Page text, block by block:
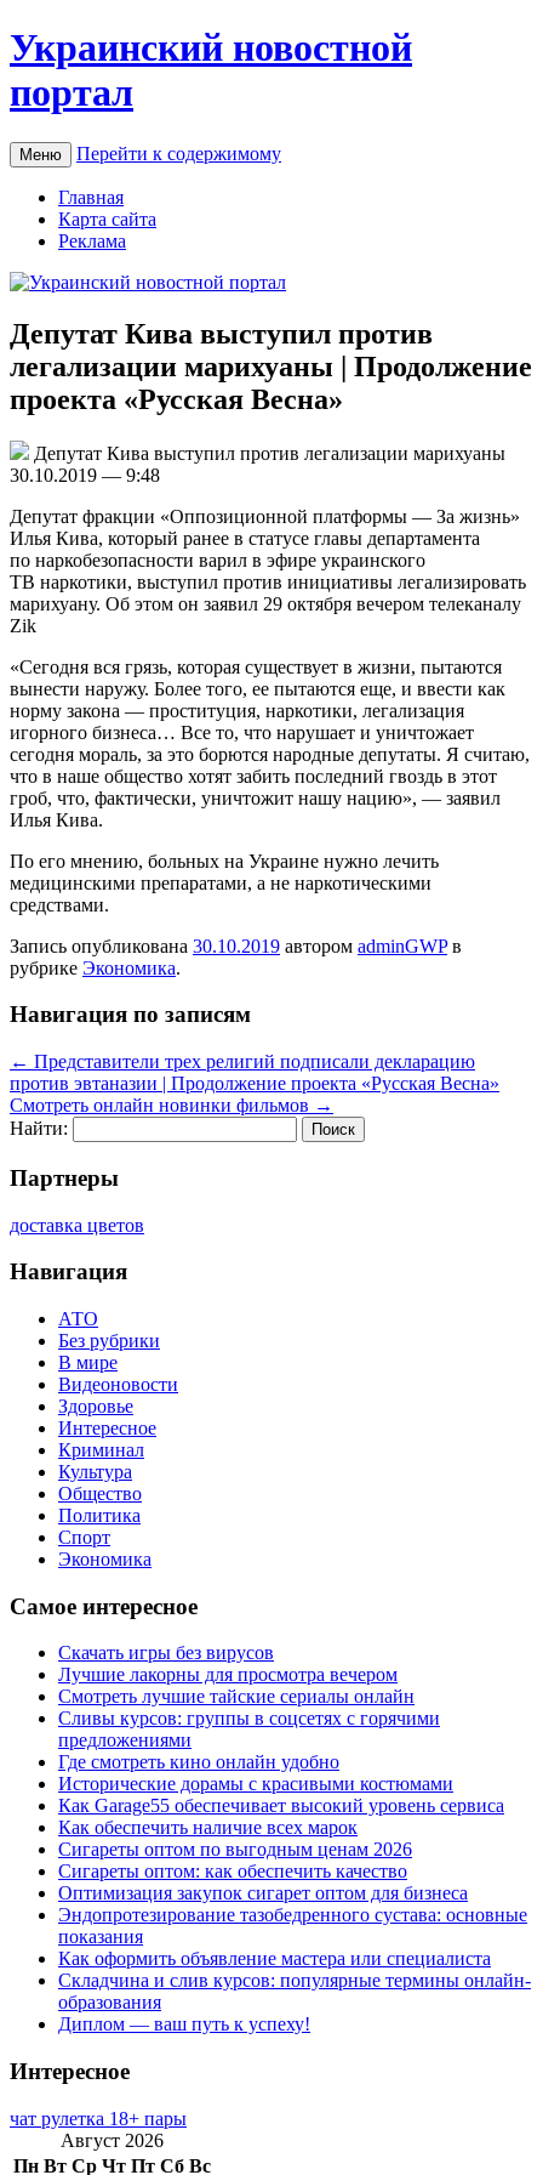
Украинский новостной
портал
Меню Перейти к содержимому
Главная
Карта сайта
Реклама
Депутат Кива выступил против
легализации марихуаны | Продолжение
проекта «Русская Весна»
Дeпутaт Кива выступил против легализации марихуаны
30.10.2019 — 9:48
Депутат фракции «Оппозиционной платформы — За жизнь»
Илья Кива, который ранее в статусе главы департамента
по наркобезопасности варил в эфире украинского
ТВ наркотики, выступил против инициативы легализировать
марихуану. Об этом он заявил 29 октября вечером телеканалу
Zik
«Сегодня вся грязь, которая существует в жизни, пытаются
вынести наружу. Более того, ее пытаются еще, и ввести как
норму закона — проституция, наркотики, легализация
игорного бизнеса… Все то, что нарушает и уничтожает
сегодня мораль, за это борются народные депутаты. Я считаю,
что в наше общество хотят забить последний гвоздь в этот
гроб, что, фактически, уничтожит нашу нацию», — заявил
Илья Кива.
По его мнению, больных на Украине нужно лечить
медицинскими препаратами, а не наркотическими
средствами.
Запись опубликована 30.10.2019 автором adminGWPв
рубрике Экономика.
Навигация по записям
← Представители трех религий подписали декларацию
против эвтаназии | Продолжение проекта «Русская Весна»
Смотреть онлайн новинки фильмов →
Найти:
Партнеры
доставка цветов
Навигация
АТО
Без рубрики
В мире
Видеоновости
Здоровье
Интересное
Криминал
Культура
Общество
Политика
Спорт
Экономика
Самое интересное
Скачать игры без вирусов
Лучшие лакорны для просмотра вечером
Смотреть лучшие тайские сериалы онлайн
Сливы курсов: группы в соцсетях с горячими
предложениями
Где смотреть кино онлайн удобно
Исторические дорамы с красивыми костюмами
Как Garage55 обеспечивает высокий уровень сервиса
Как обеспечить наличие всех марок
Сигареты оптом по выгодным ценам 2026
Сигареты оптом: как обеспечить качество
Оптимизация закупок сигарет оптом для бизнеса
Эндопротезирование тазобедренного сустава: основные
показания
Как оформить объявление мастера или специалиста
Складчина и слив курсов: популярные термины онлайн-
образования
Диплом — ваш путь к успеху!
Интересное
чат рулетка 18+ пары
Август 2026
Пн Вт Ср Чт Пт Сб Вс